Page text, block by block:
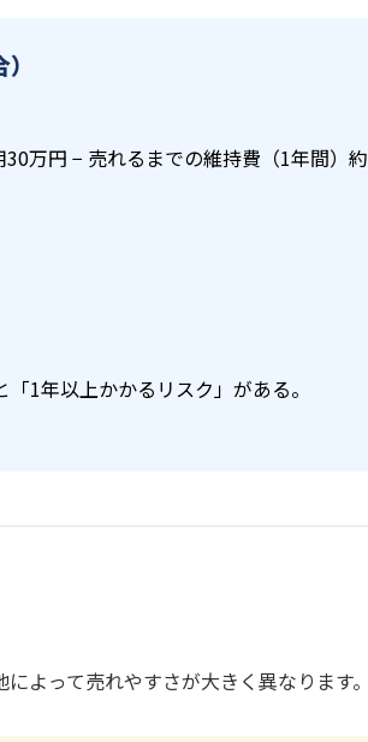
万円 − 売れるまでの維持費（1年間）約
1年以上かかるリスク」がある。
よって売れやすさが大きく異なります。